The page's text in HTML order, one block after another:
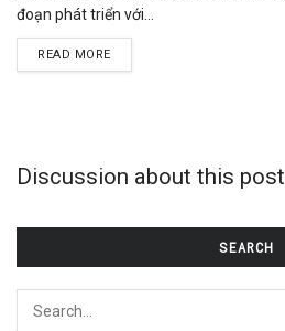
đoạn phát triển với...
READ MOREDETAILS
Discussion about this post
SEARCH